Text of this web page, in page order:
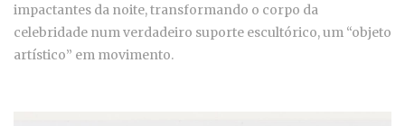
impactantes da noite, transformando o corpo da
celebridade num verdadeiro suporte escultórico, um “objeto
artístico” em movimento.